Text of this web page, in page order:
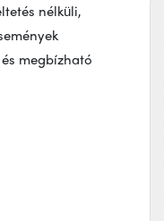
nélküli,
megbízható